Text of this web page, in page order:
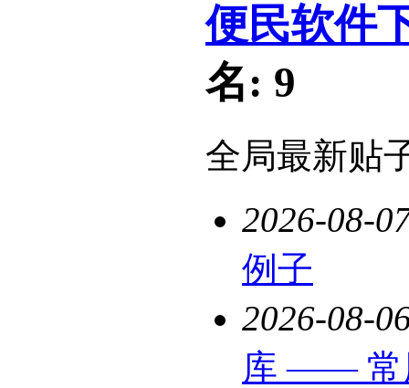
便民软件
名: 9
全局最新贴
2026-08-
例子
2026-08-
库 —— 常